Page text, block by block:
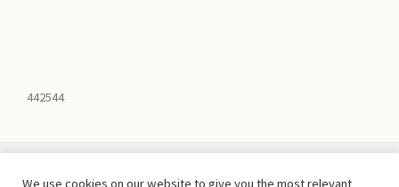
442544
We use cookies on our website to give you the most relevant